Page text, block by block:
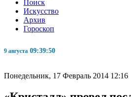
Поиск
Искусство
Архив
Гороскоп
9 августа 09:39:50
Понедельник, 17 Февраль 2014 12:16